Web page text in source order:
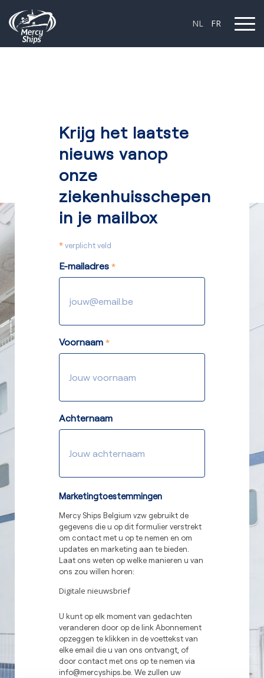
NL FR
Krijg het laatste
nieuws vanop
onze
ziekenhuisschepen
in je mailbox
*verplicht veld
E-mailadres *
Voornaam *
Achternaam
Marketingtoestemmingen
Mercy Ships Belgium vzw gebruikt de
gegevens die u op dit formulier verstrekt
om contact met u op te nemen en om
updates en marketing aan te bieden.
Laat ons weten op welke manieren u van
ons zou willen horen:
Digitale nieuwsbrief
U kunt op elk moment van gedachten
veranderen door op de link Abonnement
opzeggen te klikken in de voettekst van
elke email die u van ons ontvangt, of
door contact met ons op te nemen via
info@mercyships.be. We zullen uw